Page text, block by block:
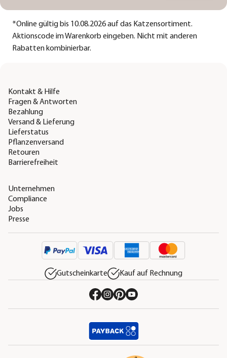
*Online gültig bis 10.08.2026 auf das Katzensortiment.
Aktionscode im Warenkorb eingeben. Nicht mit anderen
Rabatten kombinierbar.
Kontakt & Hilfe
Fragen & Antworten
Bezahlung
Versand & Lieferung
Lieferstatus
Pflanzenversand
Retouren
Barrierefreiheit
Unternehmen
Compliance
Jobs
Presse
Gutscheinkarte Kauf auf Rechnung